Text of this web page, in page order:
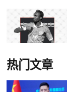
热门文章